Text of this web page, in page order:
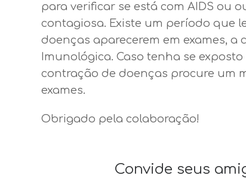
para verificar se está com AIDS ou
contagiosa. Existe um período que
doenças aparecerem em exames, a
Imunológica. Caso tenha se
contração de doenças procure um
exames.
Obrigado pela colaboração!
Convide seus